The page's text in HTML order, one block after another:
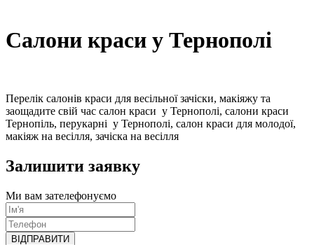
Салони краси у Тернополі
Перелік салонів краси для весільної зачіски, макіяжу та
заощадите свій час салон краси у Тернополі, салони краси
Тернопіль, перукарні у Тернополі, салон краси для молодої,
макіяж на весілля, зачіска на весілля
Залишити заявку
Ми вам зателефонуємо
ВІДПРАВИТИ